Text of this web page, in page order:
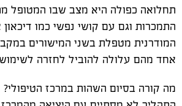
תחלואה כפולה היא מצב שבו המטופל
התמכרות וגם עם קושי נפשי כמו
המודרנית מטפלת בשני המישורים
אחד מהם עלולה להוביל לחזרה
מה קורה בסיום השהות במרכז הטיפולי?